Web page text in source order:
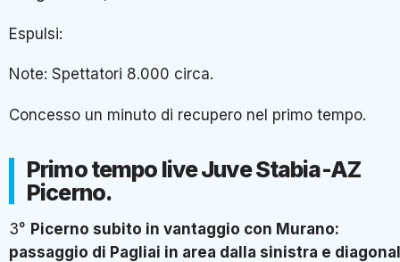
Espulsi:
Note: Spettatori 8.000 circa.
Concesso un minuto di recupero nel primo tempo.
Primo tempo live Juve Stabia-AZ
Picerno.
3° Picerno subito in vantaggio con Murano:
passaggio di Pagliai in area dalla sinistra e